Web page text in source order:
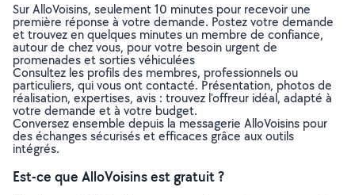
Sur AlloVoisins, seulement 10 minutes pour recevoir une
première réponse à votre demande. Postez votre demande
et trouvez en quelques minutes un membre de confiance,
autour de chez vous, pour votre besoin urgent de
promenades et sorties véhiculées
Consultez les profils des membres, professionnels ou
particuliers, qui vous ont contacté. Présentation, photos de
réalisation, expertises, avis : trouvez l'offreur idéal, adapté à
votre demande et à votre budget.
Conversez ensemble depuis la messagerie AlloVoisins pour
des échanges sécurisés et efficaces grâce aux outils
intégrés.
Est-ce que AlloVoisins est gratuit ?